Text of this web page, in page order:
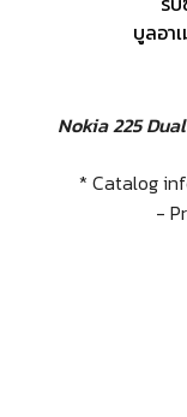
บูลอา
Nokia 225
* Catalog
-